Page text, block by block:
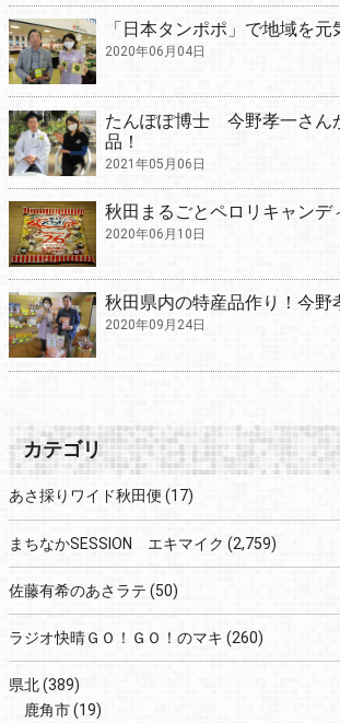
「日本タンポポ」で地域を元
2020年06月04日
たんぽぽ博士 今野孝一さん
品！
2021年05月06日
秋田まるごとペロリキャンデ
2020年06月10日
秋田県内の特産品作り！今野
2020年09月24日
カテゴリ
あさ採りワイド秋田便 (17)
まちなかSESSION エキマイク (2,759)
佐藤有希のあさラテ (50)
ラジオ快晴ＧＯ！ＧＯ！のマキ (260)
県北(389)
鹿角市(19)